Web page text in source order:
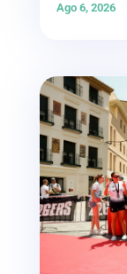
Ago 6, 2026